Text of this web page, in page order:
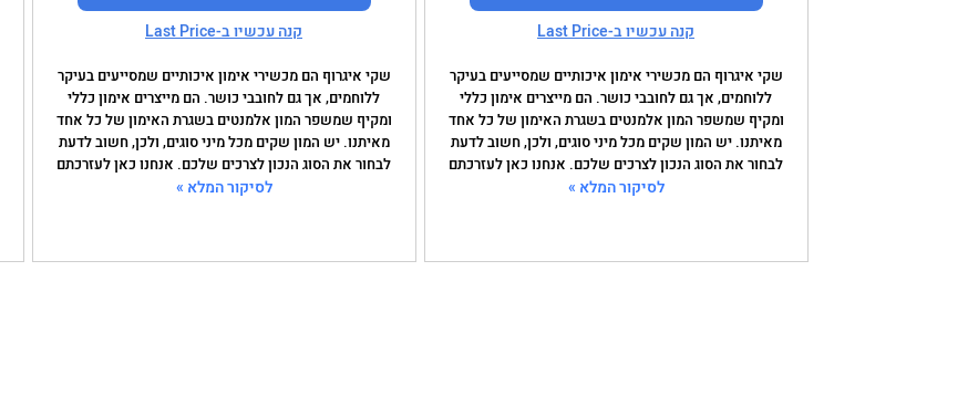
קנה עכשיו ב-Last Price
שקי איגרוף הם מכשירי אימון איכותיים שמסייעים בעיקר
ללוחמים, אך גם לחובבי כושר. הם מייצרים אימון כללי
ומקיף שמשפר המון אלמנטים בשגרת האימון של כל אחד
מאיתנו. יש המון שקים מכל מיני סוגים, ולכן, חשוב לדעת
לבחור את הסוג הנכון לצרכים שלכם. אנחנו כאן לעזרכתם
לסיקור המלא »
קנה עכשיו ב-Last Price
שקי איגרוף הם מכשירי אימון איכותיים שמסייעים בעיקר
ללוחמים, אך גם לחובבי כושר. הם מייצרים אימון כללי
ומקיף שמשפר המון אלמנטים בשגרת האימון של כל אחד
מאיתנו. יש המון שקים מכל מיני סוגים, ולכן, חשוב לדעת
לבחור את הסוג הנכון לצרכים שלכם. אנחנו כאן לעזרכתם
לסיקור המלא »